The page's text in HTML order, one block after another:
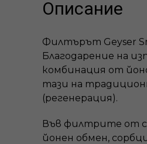
Описание
Филтърът Geyser
Благодарение на
комбинация от
тази на
(регенерация).
Във филтрите от
йонен обмен,